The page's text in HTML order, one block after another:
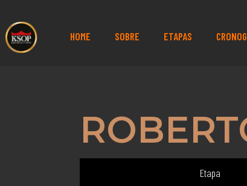
HOME SOBRE ETAPAS
Etapa